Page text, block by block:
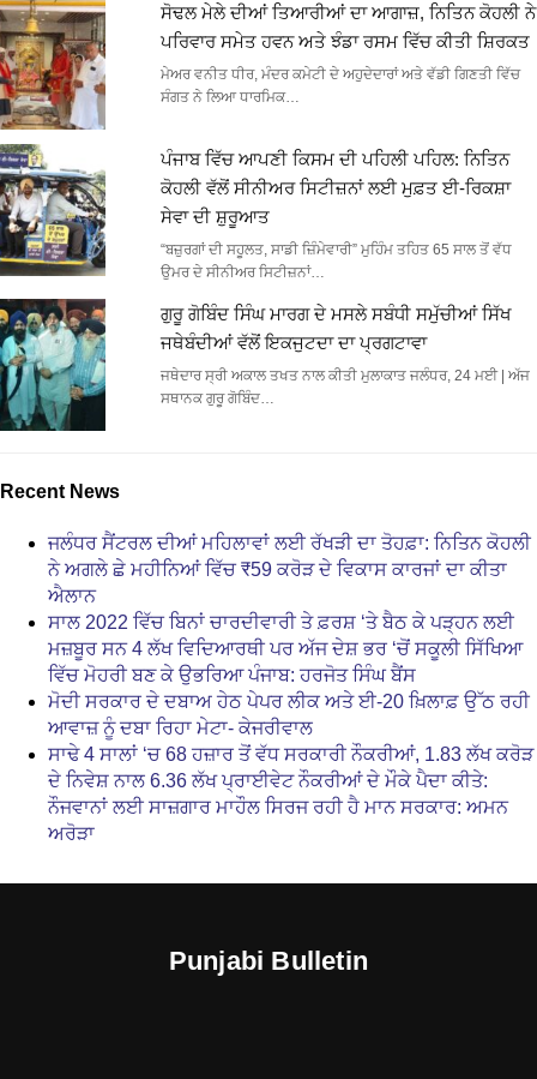
ਸੋਢਲ ਮੇਲੇ ਦੀਆਂ ਤਿਆਰੀਆਂ ਦਾ ਆਗਾਜ਼, ਨਿਤਿਨ ਕੋਹਲੀ ਨੇ
ਪਰਿਵਾਰ ਸਮੇਤ ਹਵਨ ਅਤੇ ਝੰਡਾ ਰਸਮ ਵਿੱਚ ਕੀਤੀ ਸ਼ਿਰਕਤ
ਮੇਅਰ ਵਨੀਤ ਧੀਰ, ਮੰਦਰ ਕਮੇਟੀ ਦੇ ਅਹੁਦੇਦਾਰਾਂ ਅਤੇ ਵੱਡੀ ਗਿਣਤੀ ਵਿੱਚ
ਸੰਗਤ ਨੇ ਲਿਆ ਧਾਰਮਿਕ…
ਪੰਜਾਬ ਵਿੱਚ ਆਪਣੀ ਕਿਸਮ ਦੀ ਪਹਿਲੀ ਪਹਿਲ: ਨਿਤਿਨ
ਕੋਹਲੀ ਵੱਲੋਂ ਸੀਨੀਅਰ ਸਿਟੀਜ਼ਨਾਂ ਲਈ ਮੁਫ਼ਤ ਈ-ਰਿਕਸ਼ਾ
ਸੇਵਾ ਦੀ ਸ਼ੁਰੂਆਤ
“ਬਜ਼ੁਰਗਾਂ ਦੀ ਸਹੂਲਤ, ਸਾਡੀ ਜ਼ਿੰਮੇਵਾਰੀ” ਮੁਹਿੰਮ ਤਹਿਤ 65 ਸਾਲ ਤੋਂ ਵੱਧ
ਉਮਰ ਦੇ ਸੀਨੀਅਰ ਸਿਟੀਜ਼ਨਾਂ…
ਗੁਰੂ ਗੋਬਿੰਦ ਸਿੰਘ ਮਾਰਗ ਦੇ ਮਸਲੇ ਸਬੰਧੀ ਸਮੁੱਚੀਆਂ ਸਿੱਖ
ਜਥੇਬੰਦੀਆਂ ਵੱਲੋਂ ਇਕਜੁਟਦਾ ਦਾ ਪ੍ਰਗਟਾਵਾ
ਜਥੇਦਾਰ ਸ੍ਰੀ ਅਕਾਲ ਤਖਤ ਨਾਲ ਕੀਤੀ ਮੁਲਾਕਾਤ ਜਲੰਧਰ, 24 ਮਈ | ਅੱਜ
ਸਥਾਨਕ ਗੁਰੂ ਗੋਬਿੰਦ…
Recent News
ਜਲੰਧਰ ਸੈਂਟਰਲ ਦੀਆਂ ਮਹਿਲਾਵਾਂ ਲਈ ਰੱਖੜੀ ਦਾ ਤੋਹਫ਼ਾ: ਨਿਤਿਨ ਕੋਹਲੀ
ਨੇ ਅਗਲੇ ਛੇ ਮਹੀਨਿਆਂ ਵਿੱਚ ₹59 ਕਰੋੜ ਦੇ ਵਿਕਾਸ ਕਾਰਜਾਂ ਦਾ ਕੀਤਾ
ਐਲਾਨ
ਸਾਲ 2022 ਵਿੱਚ ਬਿਨਾਂ ਚਾਰਦੀਵਾਰੀ ਤੇ ਫ਼ਰਸ਼ ‘ਤੇ ਬੈਠ ਕੇ ਪੜ੍ਹਨ ਲਈ
ਮਜ਼ਬੂਰ ਸਨ 4 ਲੱਖ ਵਿਦਿਆਰਥੀ ਪਰ ਅੱਜ ਦੇਸ਼ ਭਰ ‘ਚੋਂ ਸਕੂਲੀ ਸਿੱਖਿਆ
ਵਿੱਚ ਮੋਹਰੀ ਬਣ ਕੇ ਉਭਰਿਆ ਪੰਜਾਬ: ਹਰਜੋਤ ਸਿੰਘ ਬੈਂਸ
ਮੋਦੀ ਸਰਕਾਰ ਦੇ ਦਬਾਅ ਹੇਠ ਪੇਪਰ ਲੀਕ ਅਤੇ ਈ-20 ਖ਼ਿਲਾਫ਼ ਉੱਠ ਰਹੀ
ਆਵਾਜ਼ ਨੂੰ ਦਬਾ ਰਿਹਾ ਮੇਟਾ- ਕੇਜਰੀਵਾਲ
ਸਾਢੇ 4 ਸਾਲਾਂ ‘ਚ 68 ਹਜ਼ਾਰ ਤੋਂ ਵੱਧ ਸਰਕਾਰੀ ਨੌਕਰੀਆਂ, 1.83 ਲੱਖ ਕਰੋੜ
ਦੇ ਨਿਵੇਸ਼ ਨਾਲ 6.36 ਲੱਖ ਪ੍ਰਾਈਵੇਟ ਨੌਕਰੀਆਂ ਦੇ ਮੌਕੇ ਪੈਦਾ ਕੀਤੇ:
ਨੌਜਵਾਨਾਂ ਲਈ ਸਾਜ਼ਗਾਰ ਮਾਹੌਲ ਸਿਰਜ ਰਹੀ ਹੈ ਮਾਨ ਸਰਕਾਰ: ਅਮਨ
ਅਰੋੜਾ
Punjabi Bulletin